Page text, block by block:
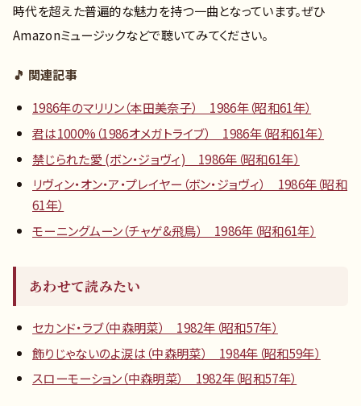
時代を超えた普遍的な魅力を持つ一曲となっています。ぜひ
Amazonミュージックなどで聴いてみてください。
🎵 関連記事
1986年のマリリン（本田美奈子） 1986年（昭和61年）
君は1000%（1986オメガトライブ） 1986年（昭和61年）
禁じられた愛 (ボン・ジョヴィ) 1986年（昭和61年）
リヴィン・オン・ア・プレイヤー（ボン・ジョヴィ） 1986年（昭和
61年）
モーニングムーン（チャゲ&飛鳥） 1986年（昭和61年）
あわせて読みたい
セカンド・ラブ（中森明菜） 1982年（昭和57年）
飾りじゃないのよ涙は（中森明菜） 1984年（昭和59年）
スローモーション（中森明菜） 1982年（昭和57年）